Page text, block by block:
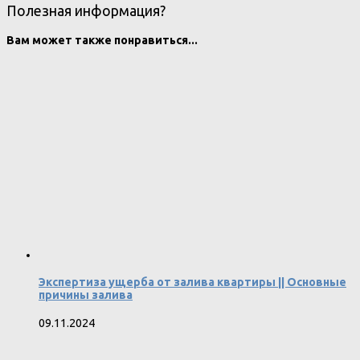
Полезная информация?
Вам может также понравиться...
Экспертиза ущерба от залива квартиры || Основные
причины залива
09.11.2024